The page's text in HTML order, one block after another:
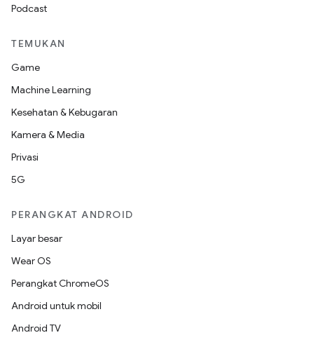
Podcast
TEMUKAN
Game
Machine Learning
Kesehatan & Kebugaran
Kamera & Media
Privasi
5G
PERANGKAT ANDROID
Layar besar
Wear OS
Perangkat ChromeOS
Android untuk mobil
Android TV